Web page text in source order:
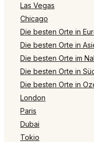
Las Vegas
Chicago
Die besten Orte in
Die besten Orte in
Die besten Orte im
Die besten Orte in
Die besten Orte in
London
Paris
Dubai
Tokio